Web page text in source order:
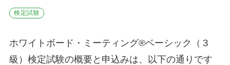
検定試験
ホワイトボード・ミーティング®ベーシック（３
級）検定試験の概要と申込みは、以下の通りです